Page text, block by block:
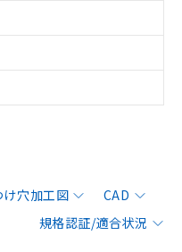
け穴加工図
CAD
規格認証/適合状況